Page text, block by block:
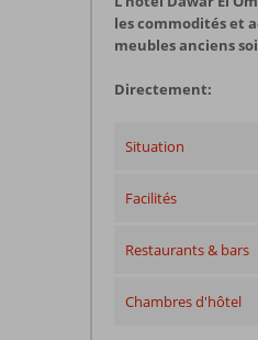
les commodités et
meubles anciens
Directement:
Situation
Facilités
Restaurants & bars
Chambres d'hôtel